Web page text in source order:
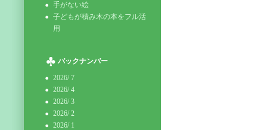
手がない絵
子どもが積み木の本をフル活
用
バックナンバー
2026/ 7
2026/ 4
2026/ 3
2026/ 2
2026/ 1